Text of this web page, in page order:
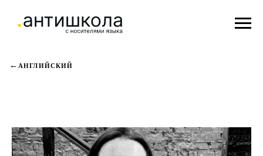
АНГЛИЙСКИЙ